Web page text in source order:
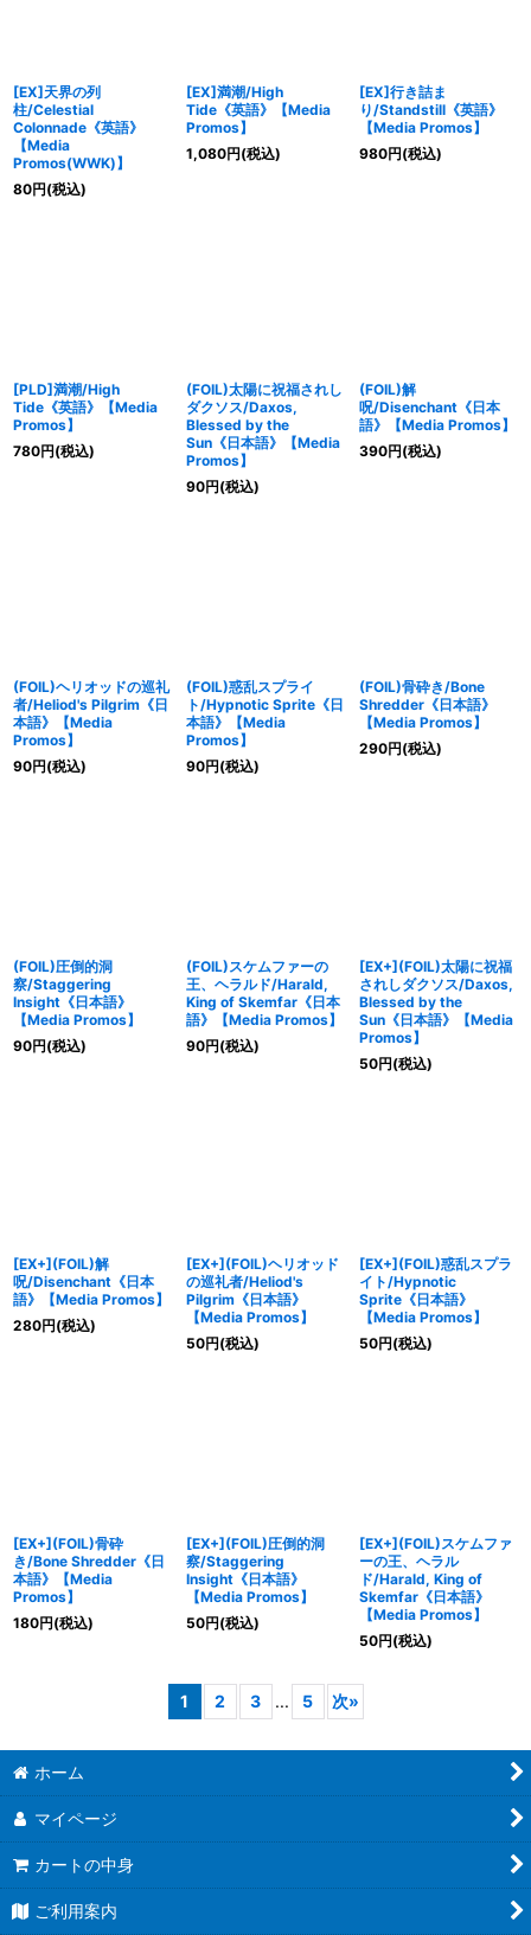
[EX]天界の列
柱/Celestial
Colonnade《英語》
【Media
Promos(WWK)】
80円(税込)
[EX]満潮/High
Tide《英語》【Media
Promos】
1,080円(税込)
[EX]行き詰ま
り/Standstill《英語》
【Media Promos】
980円(税込)
[PLD]満潮/High
Tide《英語》【Media
Promos】
780円(税込)
(FOIL)太陽に祝福されし
ダクソス/Daxos,
Blessed by the
Sun《日本語》【Media
Promos】
90円(税込)
(FOIL)解
呪/Disenchant《日本
語》【Media Promos】
390円(税込)
(FOIL)ヘリオッドの巡礼
者/Heliod's Pilgrim《日
本語》【Media
Promos】
90円(税込)
(FOIL)惑乱スプライ
ト/Hypnotic Sprite《日
本語》【Media
Promos】
90円(税込)
(FOIL)骨砕き/Bone
Shredder《日本語》
【Media Promos】
290円(税込)
(FOIL)圧倒的洞
察/Staggering
Insight《日本語》
【Media Promos】
90円(税込)
(FOIL)スケムファーの
王、ヘラルド/Harald,
King of Skemfar《日本
語》【Media Promos】
90円(税込)
[EX+](FOIL)太陽に祝福
されしダクソス/Daxos,
Blessed by the
Sun《日本語》【Media
Promos】
50円(税込)
[EX+](FOIL)解
呪/Disenchant《日本
語》【Media Promos】
280円(税込)
[EX+](FOIL)ヘリオッド
の巡礼者/Heliod's
Pilgrim《日本語》
【Media Promos】
50円(税込)
[EX+](FOIL)惑乱スプラ
イト/Hypnotic
Sprite《日本語》
【Media Promos】
50円(税込)
[EX+](FOIL)骨砕
き/Bone Shredder《日
本語》【Media
Promos】
180円(税込)
[EX+](FOIL)圧倒的洞
察/Staggering
Insight《日本語》
【Media Promos】
50円(税込)
[EX+](FOIL)スケムファ
ーの王、ヘラル
ド/Harald, King of
Skemfar《日本語》
【Media Promos】
50円(税込)
1 2 3 ... 5 次»
ホーム
マイページ
カートの中身
ご利用案内